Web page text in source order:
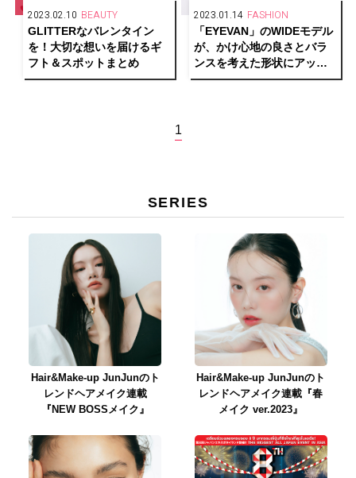
2023.02.10 BEAUTY
GLITTERなバレンタイン
を！大切な想いを届けるギ
フト＆スポットまとめ
2023.01.14 FASHION
「EYEVAN」のWIDEモデル
が、かけ心地の良さとバラ
ンスを考えた形状にアップ
デート！
1
SERIES
Hair&Make-up JunJunのト
レンドヘアメイク連載
『NEW BOSSメイク』
Hair&Make-up JunJunのト
レンドヘアメイク連載『春
メイク ver.2023』